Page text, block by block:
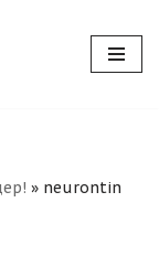
» neurontin